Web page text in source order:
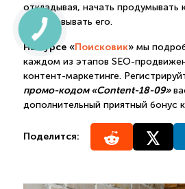
откладывая, начать продумывать
реализовывать его.
На курсе «Поисковик»мы
каждом из этапов SEO-
контент-маркетинге.
промо-кодом «Content-18-09»
дополнительный приятный бонус
Поделится: